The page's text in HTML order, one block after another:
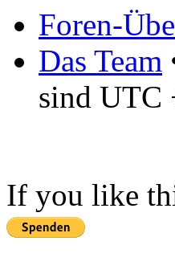
Foren-
Das Team
sind UTC
If you like